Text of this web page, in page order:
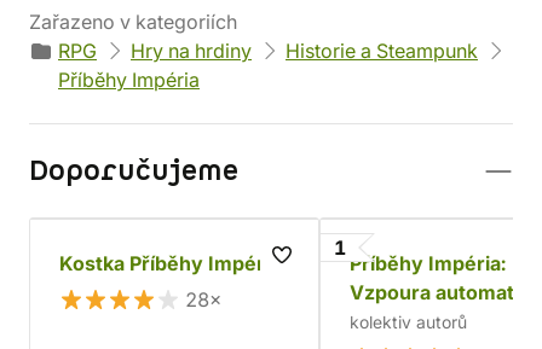
Zařazeno v kategoriích
RPG
Hry na hrdiny
Historie a Steampunk
Příběhy Impéria
Doporučujeme
Kostka Příběhy Impéria
28×
1
Příběhy Impéria:
Vzpoura
kolektiv autorů